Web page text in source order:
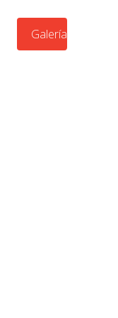
Galería